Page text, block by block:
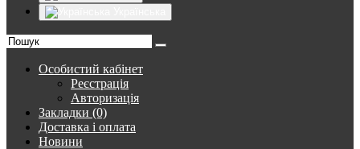
Особистий кабінет
Реєстрація
Авторизація
Закладки (0)
Доставка і оплата
Новини